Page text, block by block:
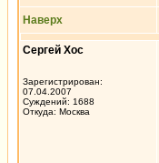
Наверх
Сергей Хос
Зарегистрирован:
07.04.2007
Суждений: 1688
Откуда: Москва